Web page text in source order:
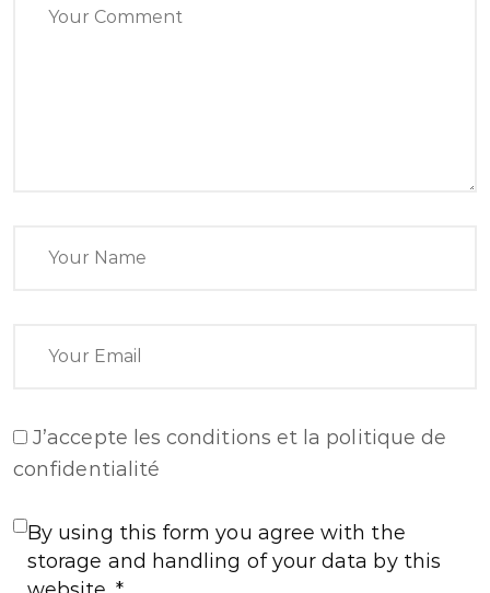
J’accepte les conditions et la politique de
confidentialité
By using this form you agree with the
storage and handling of your data by this